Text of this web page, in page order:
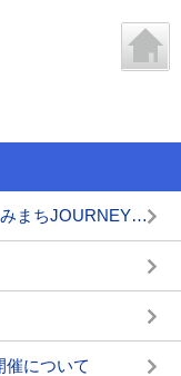
沿岸地域移住体験ツアー「いわて三陸うみまちJOURNEY」を実施します
催について